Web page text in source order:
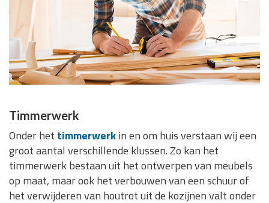
Timmerwerk
Onder het timmerwerkin en om huis verstaan wij een
groot aantal verschillende klussen. Zo kan het
timmerwerk bestaan uit het ontwerpen van meubels
op maat, maar ook het verbouwen van een schuur of
het verwijderen van houtrot uit de kozijnen valt onder